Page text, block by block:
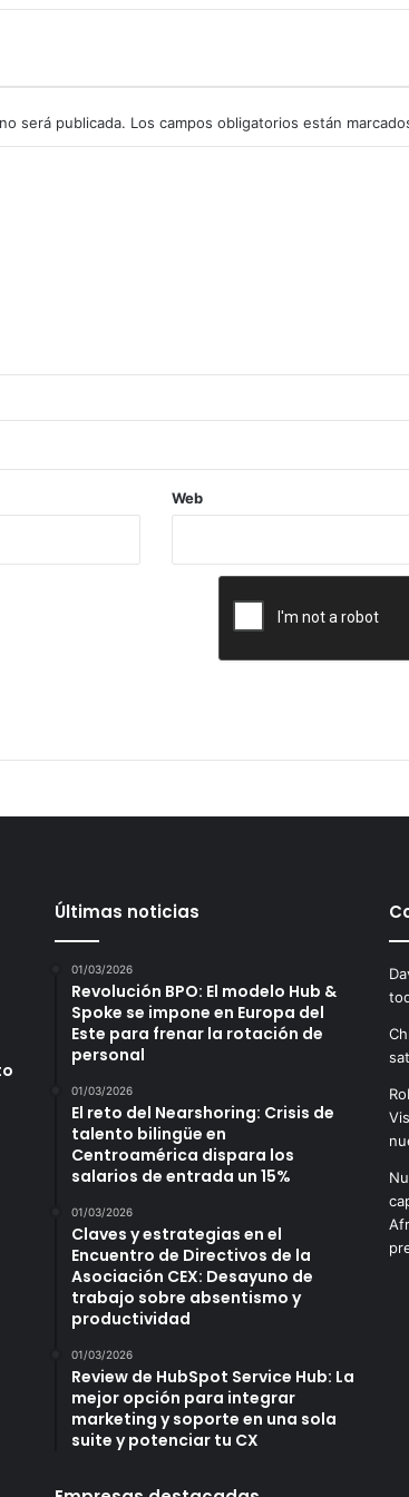
será publicada. Los campos obligatorios están
Web
Últimas noticias
01/03/2026
Revolución BPO: El modelo Hub &
Spoke se impone en Europa del
Este para frenar la rotación de
personal
01/03/2026
El reto del Nearshoring: Crisis de
talento bilingüe en
Centroamérica dispara los
salarios de entrada un 15%
01/03/2026
Claves y estrategias en el
Encuentro de Directivos de la
Asociación CEX: Desayuno de
trabajo sobre absentismo y
productividad
01/03/2026
Review de HubSpot Service Hub: La
mejor opción para integrar
marketing y soporte en una sola
suite y potenciar tu CX